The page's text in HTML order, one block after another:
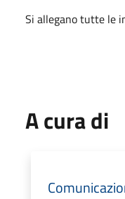
Si allegano tutte le
A cura di